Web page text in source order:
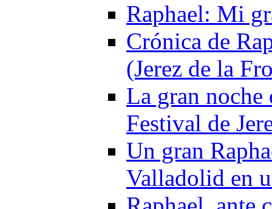
Raphael: Mi
Crónica de
(Jerez de la
La gran noche
Festival de
Un gran
Valladolid en